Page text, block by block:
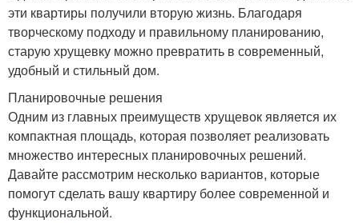
эти квартиры получили вторую жизнь. Благодаря
творческому подходу и правильному планированию,
старую хрущевку можно превратить в современный,
удобный и стильный дом.
Планировочные решения
Одним из главных преимуществ хрущевок является их
компактная площадь, которая позволяет реализовать
множество интересных планировочных решений.
Давайте рассмотрим несколько вариантов, которые
помогут сделать вашу квартиру более современной и
функциональной.